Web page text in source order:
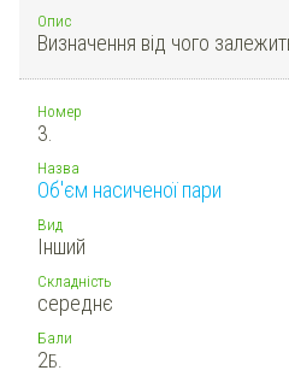
Опис
Визначення від чого
Номер
3.
Назва
Об'єм насиченої пари
Вид
Інший
Складність
середнє
Бали
2Б.